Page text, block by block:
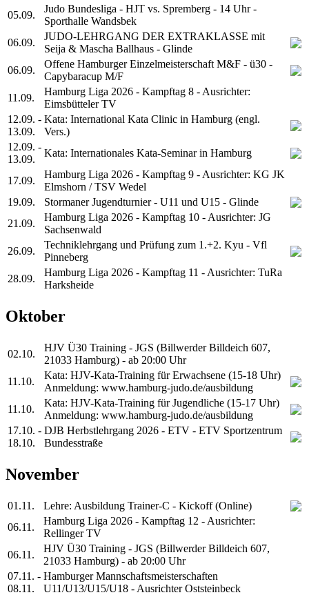
05.09.
Judo Bundesliga - HJT vs. Spremberg - 14 Uhr -
Sporthalle Wandsbek
06.09.
JUDO-LEHRGANG DER EXTRAKLASSE mit
Seija & Mascha Ballhaus - Glinde
06.09.
Offene Hamburger Einzelmeisterschaft M&F - ü30 -
Capybaracup M/F
11.09.
Hamburg Liga 2026 - Kampftag 8 - Ausrichter:
Eimsbütteler TV
12.09. -
13.09.
Kata: International Kata Clinic in Hamburg (engl.
Vers.)
12.09. -
13.09.
Kata: Internationales Kata-Seminar in Hamburg
17.09.
Hamburg Liga 2026 - Kampftag 9 - Ausrichter: KG JK
Elmshorn / TSV Wedel
19.09.
Stormaner Jugendturnier - U11 und U15 - Glinde
21.09.
Hamburg Liga 2026 - Kampftag 10 - Ausrichter: JG
Sachsenwald
26.09.
Techniklehrgang und Prüfung zum 1.+2. Kyu - Vfl
Pinneberg
28.09.
Hamburg Liga 2026 - Kampftag 11 - Ausrichter: TuRa
Harksheide
Oktober
02.10.
HJV Ü30 Training - JGS (Billwerder Billdeich 607,
21033 Hamburg) - ab 20:00 Uhr
11.10.
Kata: HJV-Kata-Training für Erwachsene (15-18 Uhr)
Anmeldung: www.hamburg-judo.de/ausbildung
11.10.
Kata: HJV-Kata-Training für Jugendliche (15-17 Uhr)
Anmeldung: www.hamburg-judo.de/ausbildung
17.10. -
18.10.
DJB Herbstlehrgang 2026 - ETV - ETV Sportzentrum
Bundesstraße
November
01.11.
Lehre: Ausbildung Trainer-C - Kickoff (Online)
06.11.
Hamburg Liga 2026 - Kampftag 12 - Ausrichter:
Rellinger TV
06.11.
HJV Ü30 Training - JGS (Billwerder Billdeich 607,
21033 Hamburg) - ab 20:00 Uhr
07.11. -
08.11.
Hamburger Mannschaftsmeisterschaften
U11/U13/U15/U18 - Ausrichter Oststeinbeck